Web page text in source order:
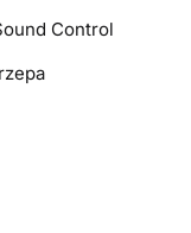
Control